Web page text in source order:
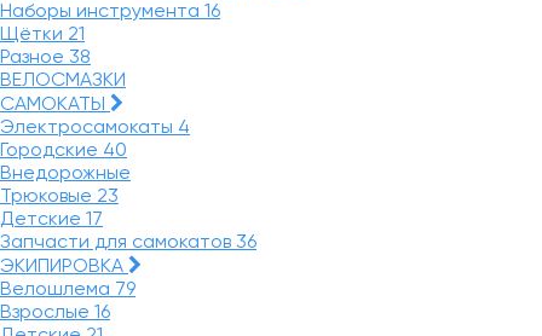
Наборы инструмента 16
Щётки 21
Разное 38
ВЕЛОСМАЗКИ
САМОКАТЫ
Электросамокаты 4
Городские 40
Внедорожные
Трюковые 23
Детские 17
Запчасти для самокатов 36
ЭКИПИРОВКА
Велошлема 79
Взрослые 16